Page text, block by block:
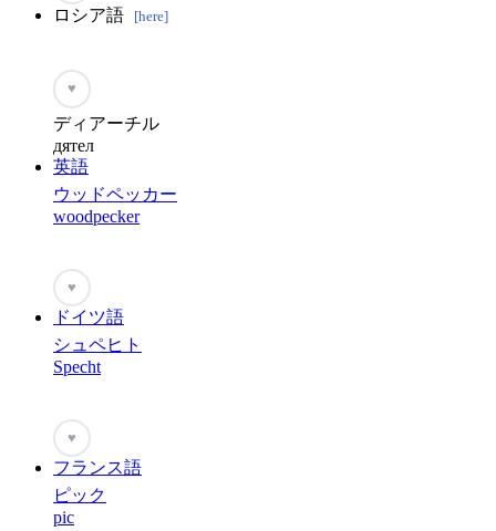
ロシア語 [here]
♥
ディアーチル
дятел
英語
ウッドペッカー
woodpecker
♥
ドイツ語
シュペヒト
Specht
♥
フランス語
ピック
pic